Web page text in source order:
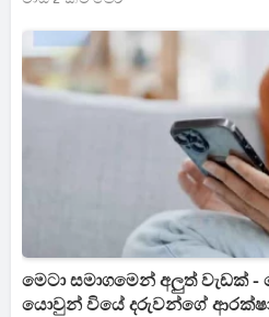
මෙටා සමාගමෙන් අලුත් වැඩක් -
යොවුන් වියේ දරුවන්ගේ